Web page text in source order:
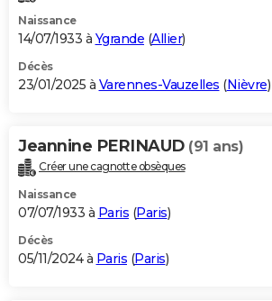
Dictionnaire
Biographies
Citations
Expressions
Proverbes
PROGRAMME TV
S'inscrire
Se connecter
Lycées
Collèges
Primaires
Universités
Entreprises
Service militaire
Avis de recherche
AVIS DE DÉCÈS
Bricolage
Lifestyle
Culture
Sport
Auto
Television
Voyage
Cinema
Naissance
14/07/1933 à Ygrande (Allier)
Décès
23/01/2025 à Varennes-Vauzelles (Nièvre)
Jeannine PERINAUD (91 ans)
Créer une cagnotte obsèques
Naissance
07/07/1933 à Paris (Paris)
Décès
05/11/2024 à Paris (Paris)